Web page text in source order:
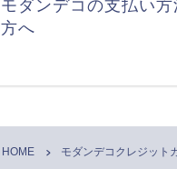
モダンデコの支払い
方へ
HOME モダンデコクレジット